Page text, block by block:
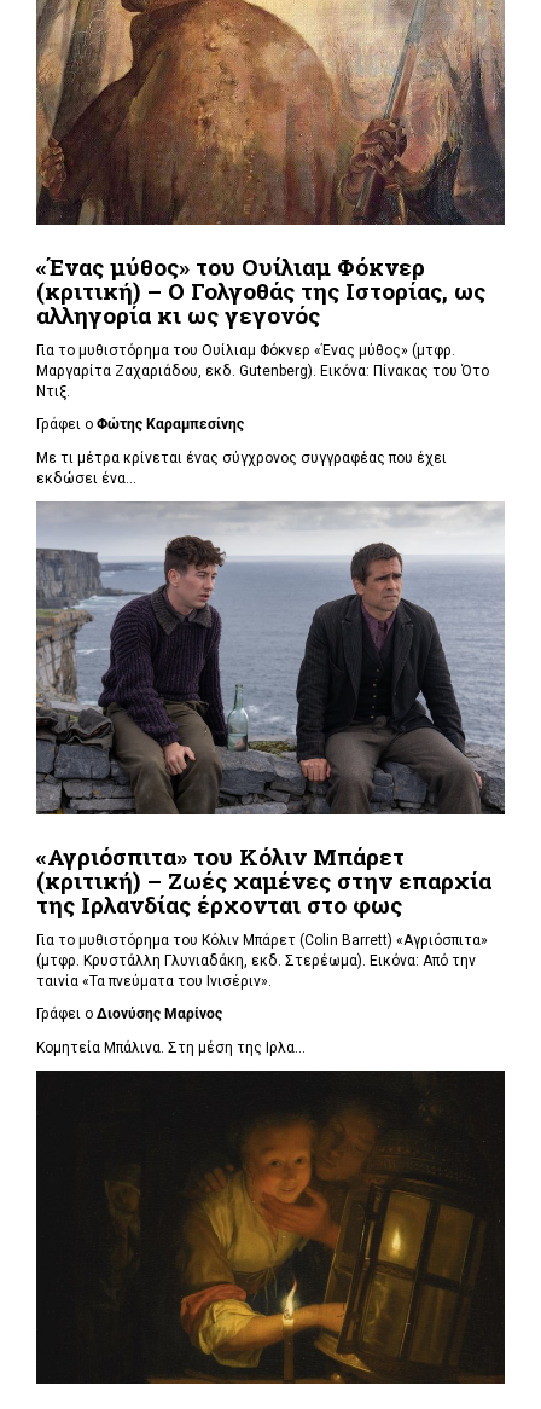
«Ένας μύθος» του Ουίλιαμ Φόκνερ
(κριτική) – Ο Γολγοθάς της Ιστορίας, ως
αλληγορία κι ως γεγονός
Για το μυθιστόρημα του Ουίλιαμ Φόκνερ «Ένας μύθος» (μτφρ.
Μαργαρίτα Ζαχαριάδου, εκδ. Gutenberg). Εικόνα: Πίνακας του Ότο
Ντιξ.
Γράφει ο Φώτης Καραμπεσίνης
Με τι μέτρα κρίνεται ένας σύγχρονος συγγραφέας που έχει
εκδώσει ένα...
«Αγριόσπιτα» του Κόλιν Μπάρετ
(κριτική) – Ζωές χαμένες στην επαρχία
της Ιρλανδίας έρχονται στο φως
Για το μυθιστόρημα του Κόλιν Μπάρετ (Colin Barrett) «Αγριόσπιτα»
(μτφρ. Κρυστάλλη Γλυνιαδάκη, εκδ. Στερέωμα). Εικόνα: Από την
ταινία «Τα πνεύματα του Ινισέριν».
Γράφει ο Διονύσης Μαρίνος
Κομητεία Μπάλινα. Στη μέση της Ιρλα...